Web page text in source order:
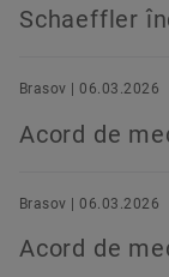
Schaeffler
Brasov | 06.03.2026
Acord de
Brasov | 06.03.2026
Acord de